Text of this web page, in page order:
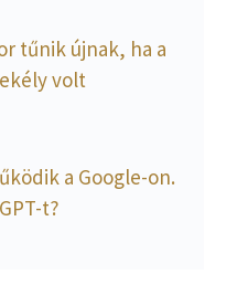
tűnik újnak, ha a
volt
a Google-on.
t?